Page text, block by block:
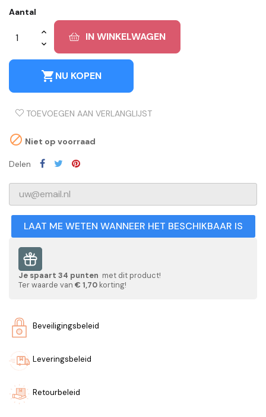
Aantal
IN WINKELWAGEN
shopping_cartNU KOPEN
TOEVOEGEN AAN VERLANGLIJST
 Niet op voorraad
Delen
LAAT ME WETEN WANNEER HET BESCHIKBAAR IS
Je spaart 34 punten met dit product!
Ter waarde van € 1,70 korting!
Beveiligingsbeleid
Leveringsbeleid
Retourbeleid